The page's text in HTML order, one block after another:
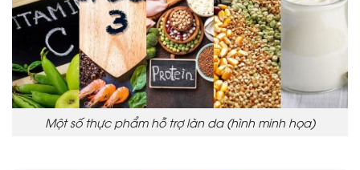
Một số thực phẩm hỗ trợ làn da (hình minh họa)